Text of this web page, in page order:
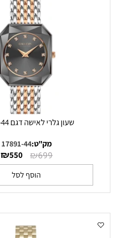
שעון גלרי לאישה דגם 17891-44
מק"ט:17891-44
₪699
₪550
הוסף לסל